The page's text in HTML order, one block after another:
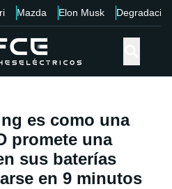
Mazda Elon Musk Degradación
es como una
promete una
sus baterías
en 9 minutos